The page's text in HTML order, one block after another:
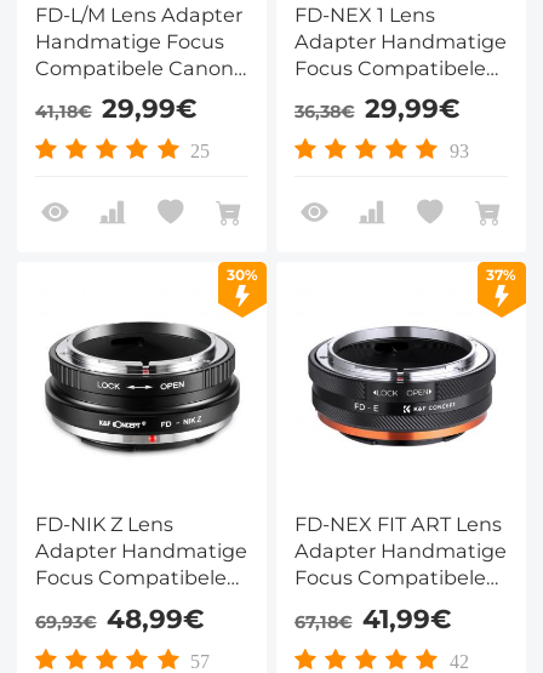
FD-L/M Lens Adapter
Handmatige Focus
Compatibele Canon
FD Lenzen voor Leica
M Camera Lichaam
41,18€ 29,99€
25
FD-NEX 1 Lens
Adapter Handmatige
Focus Compatibele
M13101 Canon FD/FL
Lenzen voor Sony
Alpha/NEX E Camera
36,38€ 29,99€
93
30%
FD-NIK Z Lens
Adapter Handmatige
Focus Compatibele
Canon FD Lenzen
voor Nikon Z Camera
Lichaam
69,93€ 48,99€
57
37%
FD-NEX FIT ART Lens
Adapter Handmatige
Focus Compatibele
Canon FD/FL Serie
DSLR Lenzen voor
Sony E Camera
67,18€ 41,99€
42